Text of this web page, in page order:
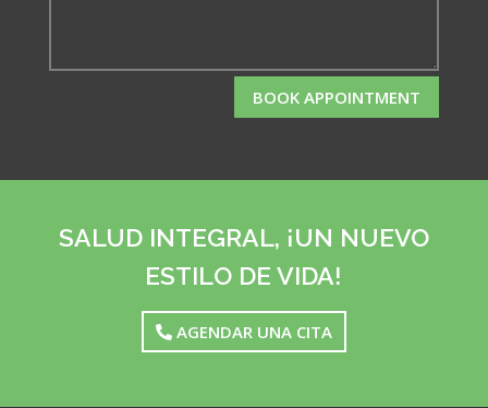
BOOK APPOINTMENT
SALUD INTEGRAL, ¡UN NUEVO
ESTILO DE VIDA!
AGENDAR UNA CITA